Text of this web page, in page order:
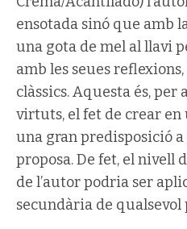
ensotada sinó que amb
una gota de mel al llavi
amb les seues
clàssics. Aquesta és, per
virtuts, el fet de crear en
una gran predisposició
proposa. De fet, el nivell
de l’autor podria ser
secundària de qualsevol